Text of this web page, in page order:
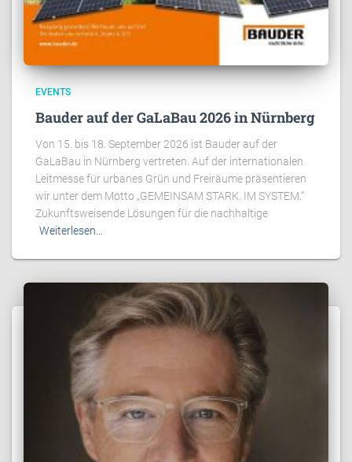
EVENTS
Bauder auf der GaLaBau 2026 in Nürnberg
Von 15. bis 18. September 2026 ist Bauder auf der
GaLaBau in Nürnberg vertreten. Auf der internationalen
Leitmesse für urbanes Grün und Freiräume präsentieren
wir unter dem Motto „GEMEINSAM STARK. IM SYSTEM.“
Zukunftsweisende Lösungen für die nachhaltige
Weiterlesen…